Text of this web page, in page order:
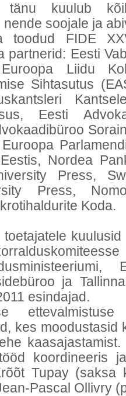
tänu kuulub
soojale ja
toodud FIDE
partnerid: Eesti
Euroopa Liidu
Sihtasutus
Eesti
Nordea
Press,
Press,
Koda.
ja
esindajad.
kes moodustasid
koordineeris
Tupay (saksa
Pascal Ollivry